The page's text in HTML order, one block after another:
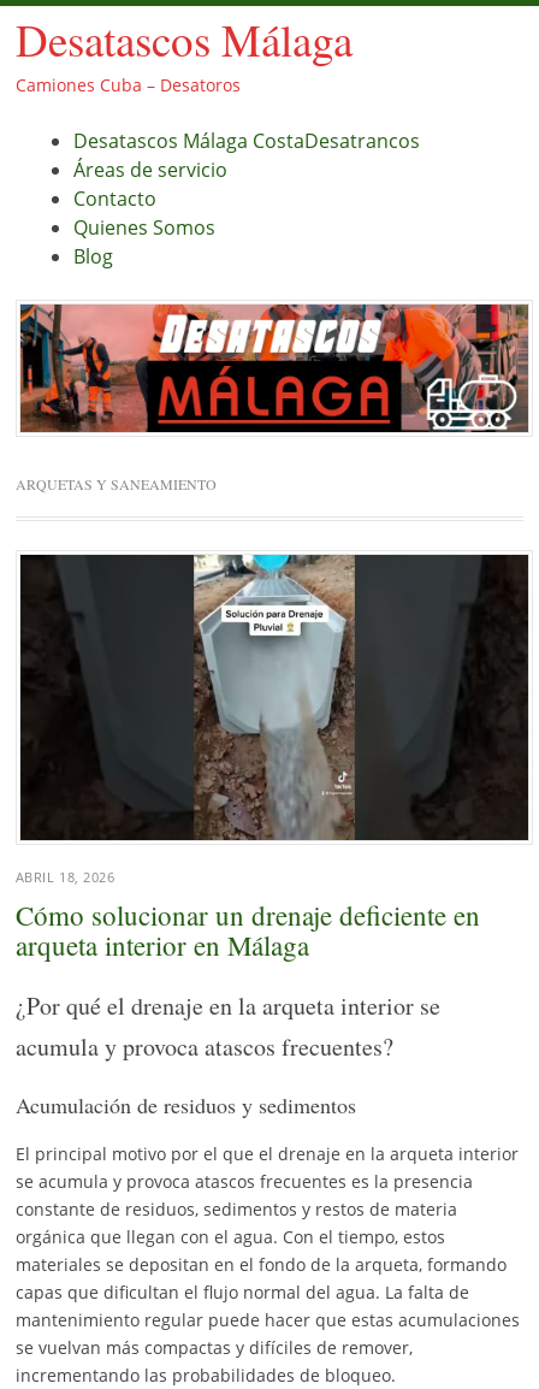
Desatascos Málaga
Camiones Cuba – Desatoros
Menú
Saltar
contenido.
Desatascos Málaga CostaDesatrancos
Áreas de servicio
Contacto
Quienes Somos
Blog
ARQUETAS Y SANEAMIENTO
ABRIL 18, 2026
Cómo solucionar un drenaje deficiente en
arqueta interior en Málaga
¿Por qué el drenaje en la arqueta interior se
acumula y provoca atascos frecuentes?
Acumulación de residuos y sedimentos
El principal motivo por el que el drenaje en la arqueta interior
se acumula y provoca atascos frecuentes es la presencia
constante de residuos, sedimentos y restos de materia
orgánica que llegan con el agua. Con el tiempo, estos
materiales se depositan en el fondo de la arqueta, formando
capas que dificultan el flujo normal del agua. La falta de
mantenimiento regular puede hacer que estas acumulaciones
se vuelvan más compactas y difíciles de remover,
incrementando las probabilidades de bloqueo.